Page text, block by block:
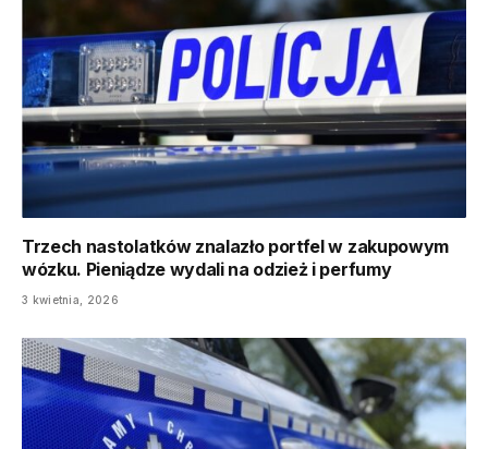
Trzech nastolatków znalazło portfel w zakupowym
wózku. Pieniądze wydali na odzież i perfumy
3 kwietnia, 2026